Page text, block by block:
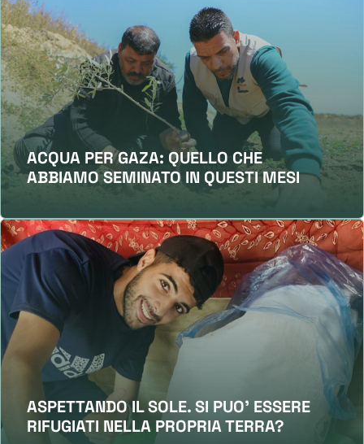
ACQUA PER GAZA: QUELLO CHE
ABBIAMO SEMINATO IN QUESTI MESI
ASPETTANDO IL SOLE. SI PUO' ESSERE
RIFUGIATI NELLA PROPRIA TERRA?